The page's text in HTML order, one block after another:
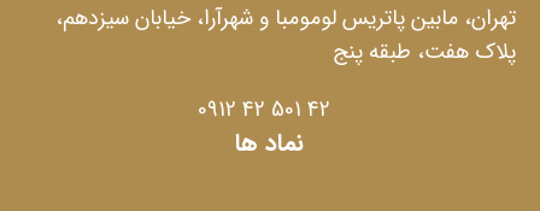
تهران، مابین پاتریس لومومبا و شهرآرا، خیابان سیزدهم،
پلاک هفت، طبقه پنج
42 501 42 0912
نماد ها